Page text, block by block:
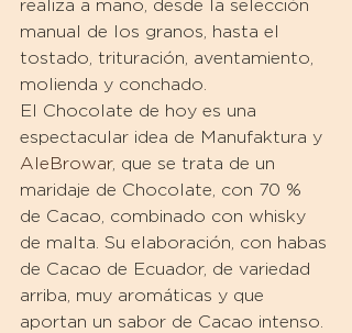
realiza a mano, desde la selección
manual de los granos, hasta el
tostado, trituración, aventamiento,
molienda y conchado.
El Chocolate de hoy es una
espectacular idea de Manufaktura y
AleBrowar, que se trata de un
maridaje de Chocolate, con 70 %
de Cacao, combinado con whisky
de malta. Su elaboración, con habas
de Cacao de Ecuador, de variedad
arriba, muy aromáticas y que
aportan un sabor de Cacao intenso.